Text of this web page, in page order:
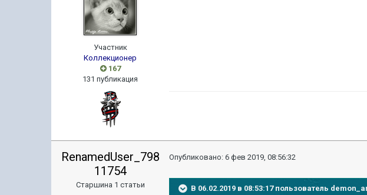
Участник
Коллекционер
167
131 публикация
RenamedUser_798
11754
Старшина 1 статьи
Опубликовано:6 фев 2019, 08:56:32
В 06.02.2019 в 08:53:17 пользователь